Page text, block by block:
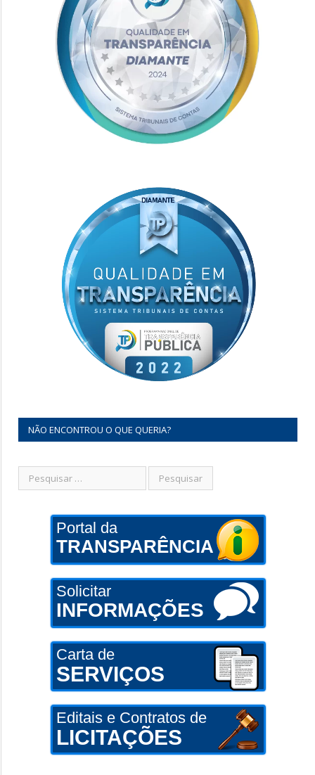
NÃO ENCONTROU O QUE QUERIA?
Portal da
TRANSPARÊNCIA
Solicitar
INFORMAÇÕES
Carta de
SERVIÇOS
Editais e Contratos de
LICITAÇÕES